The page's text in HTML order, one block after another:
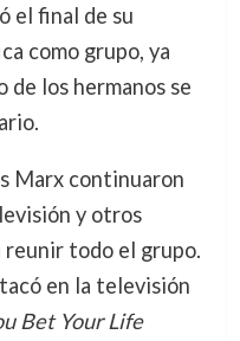
el final de su
como grupo, ya
de los hermanos se
Marx continuaron
y otros
reunir todo el grupo.
en la televisión
Bet Your Life